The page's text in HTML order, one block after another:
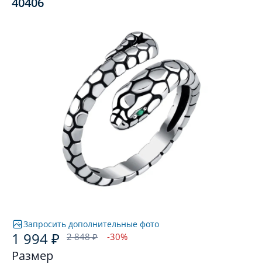
Запросить дополнительные фото
1 994 ₽ 2 848 ₽ -30%
Размер